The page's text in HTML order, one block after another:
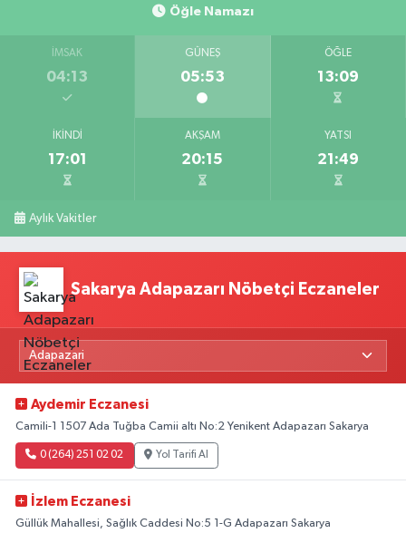
Öğle Namazı
İMSAK
04:13
GÜNEŞ
05:53
ÖĞLE
13:09
İKINDI
17:01
AKŞAM
20:15
YATSI
21:49
Aylık Vakitler
Sakarya Adapazarı Nöbetçi Eczaneler
Aydemir Eczanesi
Camili-1 1507 Ada Tuğba Camii altı No:2 Yenikent Adapazarı Sakarya
0 (264) 251 02 02 Yol Tarifi Al
İzlem Eczanesi
Güllük Mahallesi, Sağlık Caddesi No:5 1-G Adapazarı Sakarya